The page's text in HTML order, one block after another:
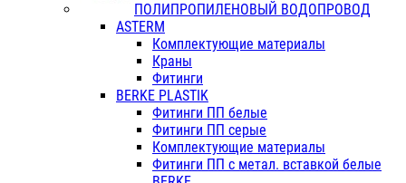
ПОЛИПРОПИЛЕНОВЫЙ ВОДОПРОВОД
ASTERM
Комплектующие материалы
Краны
Фитинги
BERKE PLASTIK
Фитинги ПП белые
Фитинги ПП серые
Комплектующие материалы
Фитинги ПП с метал. вставкой белые